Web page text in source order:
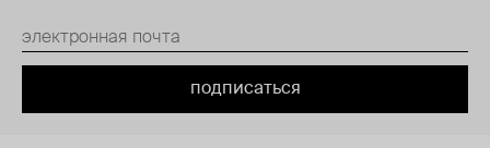
подписаться